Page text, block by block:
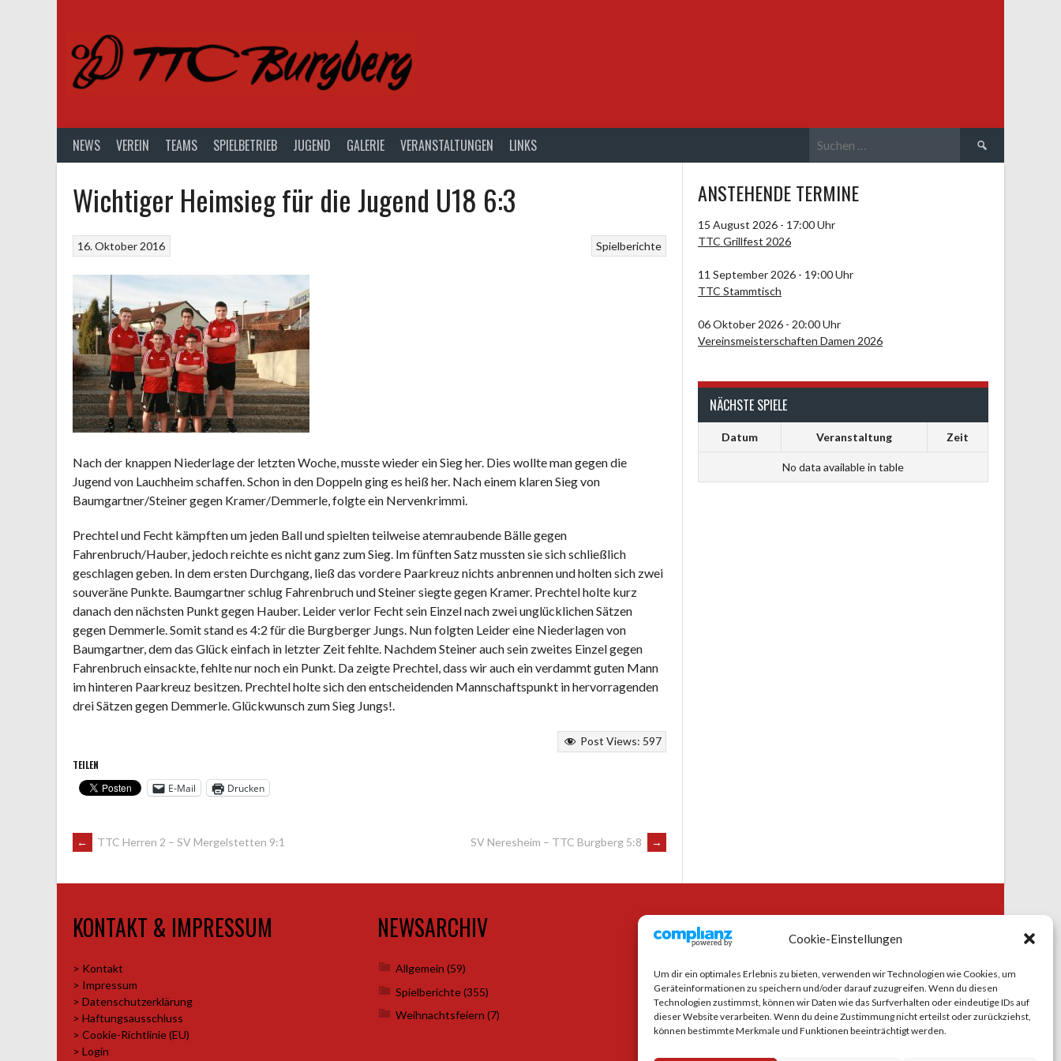
Cookie-Einstellungen
Um dir ein optimales Erlebnis zu bieten, verwenden wir Technologien wie Cookies, um
Geräteinformationen zu speichern und/oder darauf zuzugreifen. Wenn du diesen
Technologien zustimmst, können wir Daten wie das Surfverhalten oder eindeutige IDs auf
dieser Website verarbeiten. Wenn du deine Zustimmung nicht erteilst oder zurückziehst,
können bestimmte Merkmale und Funktionen beeinträchtigt werden.
NEWS VEREIN TEAMS SPIELBETRIEB JUGEND GALERIE VERANSTALTUNGEN LINKS
nach:
Wichtiger Heimsieg für die Jugend U18 6:3
Spielberichte
16. Oktober 2016
Nach der knappen Niederlage der letzten Woche, musste wieder ein Sieg her. Dies wollte man gegen die
Jugend von Lauchheim schaffen. Schon in den Doppeln ging es heiß her. Nach einem klaren Sieg von
Baumgartner/Steiner gegen Kramer/Demmerle, folgte ein Nervenkrimmi.
Prechtel und Fecht kämpften um jeden Ball und spielten teilweise atemraubende Bälle gegen
Fahrenbruch/Hauber, jedoch reichte es nicht ganz zum Sieg. Im fünften Satz mussten sie sich schließlich
geschlagen geben. In dem ersten Durchgang, ließ das vordere Paarkreuz nichts anbrennen und holten sich zwei
souveräne Punkte. Baumgartner schlug Fahrenbruch und Steiner siegte gegen Kramer. Prechtel holte kurz
danach den nächsten Punkt gegen Hauber. Leider verlor Fecht sein Einzel nach zwei unglücklichen Sätzen
gegen Demmerle. Somit stand es 4:2 für die Burgberger Jungs. Nun folgten Leider eine Niederlagen von
Baumgartner, dem das Glück einfach in letzter Zeit fehlte. Nachdem Steiner auch sein zweites Einzel gegen
Fahrenbruch einsackte, fehlte nur noch ein Punkt. Da zeigte Prechtel, dass wir auch ein verdammt guten Mann
im hinteren Paarkreuz besitzen. Prechtel holte sich den entscheidenden Mannschaftspunkt in hervorragenden
drei Sätzen gegen Demmerle. Glückwunsch zum Sieg Jungs!.
Post Views: 597
TEILEN
E-Mail
Drucken
ARTIKEL-
NAVIGATION
← TTC Herren 2 – SV Mergelstetten 9:1 SV Neresheim – TTC Burgberg 5:8 →
ANSTEHENDE TERMINE
15 August 2026 - 17:00 Uhr
TTC Grillfest 2026
11 September 2026 - 19:00 Uhr
TTC Stammtisch
06 Oktober 2026 - 20:00 Uhr
Vereinsmeisterschaften Damen 2026
NÄCHSTE SPIELE
Datum Veranstaltung Zeit
No data available in table
KONTAKT & IMPRESSUM
> Kontakt
> Impressum
> Datenschutzerklärung
> Haftungsausschluss
> Cookie-Richtlinie (EU)
> Login
NEWSARCHIV
Allgemein (59)
Spielberichte(355)
Weihnachtsfeiern (7)
SOCIAL MEDIA